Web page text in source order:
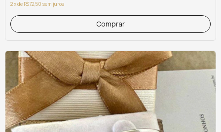
2xde R$72,50 sem juros